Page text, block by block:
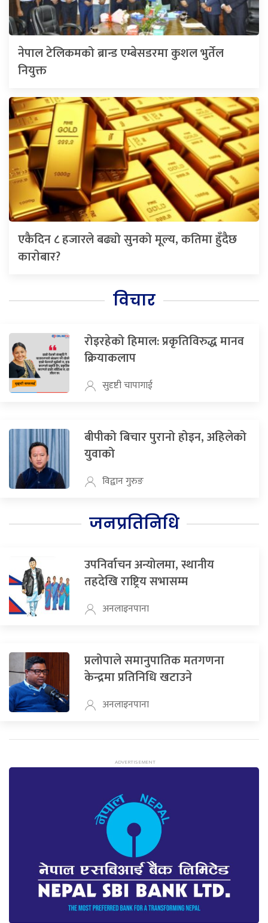
नेपाल टेलिकमको ब्रान्ड एम्बेसडरमा कुशल भुर्तेल
नियुक्त
एकैदिन ८ हजारले बढ्यो सुनको मूल्य, कतिमा हुँदैछ
काराेबार?
विचार
रोइरहेको हिमाल: प्रकृतिविरुद्ध मानव
क्रियाकलाप
सुदृष्टी चापागाई
बीपीको बिचार पुरानो होइन, अहिलेको
युवाको
विद्वान गुरुङ
जनप्रतिनिधि
उपनिर्वाचन अन्योलमा, स्थानीय
तहदेखि राष्ट्रिय सभासम्म
अनलाइनपाना
प्रलोपाले समानुपातिक मतगणना
केन्द्रमा प्रतिनिधि खटाउने
अनलाइनपाना